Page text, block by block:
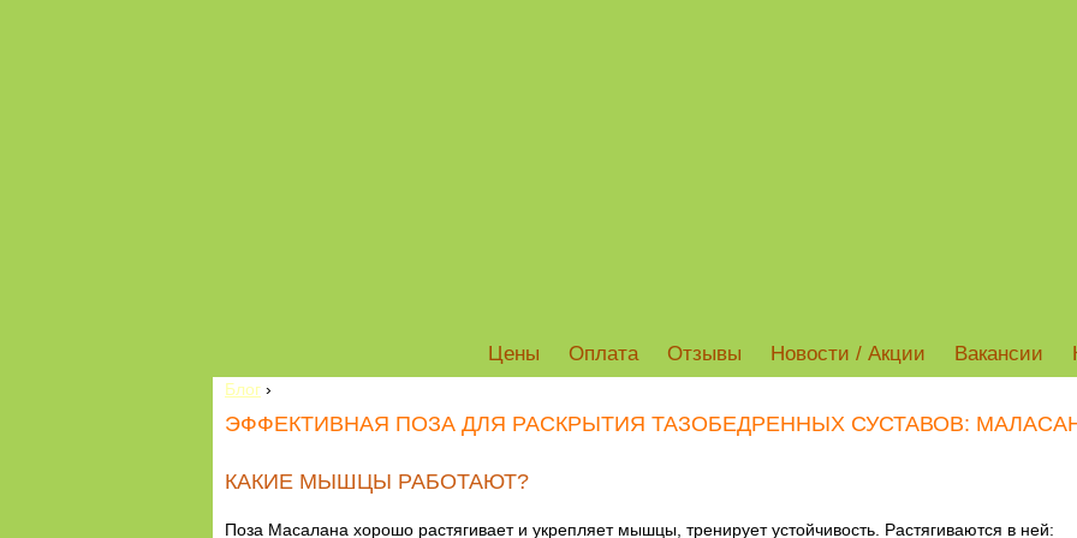
Цены Оплата Отзывы Новости / Акции Вакансии
Блог ›
ЭФФЕКТИВНАЯ ПОЗА ДЛЯ РАСКРЫТИЯ ТАЗОБЕДРЕННЫХ СУСТАВОВ:
КАКИЕ МЫШЦЫ РАБОТАЮТ?
Поза Масалана хорошо растягивает и укрепляет мышцы, тренирует устойчивость. Растягиваются в ней: